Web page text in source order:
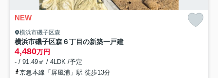
NEW
横浜市磯子区森
横浜市磯子区森６丁目の新築一戸建
4,480万円
- / 91.49㎡ / 4LDK /予定
京急本線「屏風浦」駅 徒歩13分